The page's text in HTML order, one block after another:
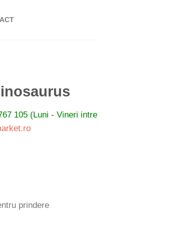
105 (Luni - Vineri intre
prindere